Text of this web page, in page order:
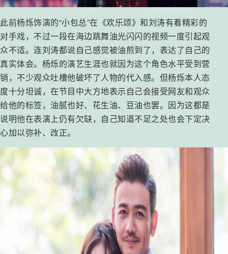
此前杨烁饰演的“小包总”在《欢乐颂》和刘涛有着精彩的
对手戏，不过一段在海边跳舞油光闪闪的视频一度引起观
众不适。连刘涛都说自己感觉被油煎到了，表达了自己的
真实体会。杨烁的演艺生涯也就因为这个角色水平受到营
销，不少观众吐槽他破坏了人物的代入感。但杨烁本人态
度十分坦诚，在节目中大方地表示自己会接受网友和观众
给他的标签，油腻也好、花生油、豆油也罢。因为这都是
说明他在表演上仍有欠缺，自己知道不足之处也会下定决
心加以弥补、改正。